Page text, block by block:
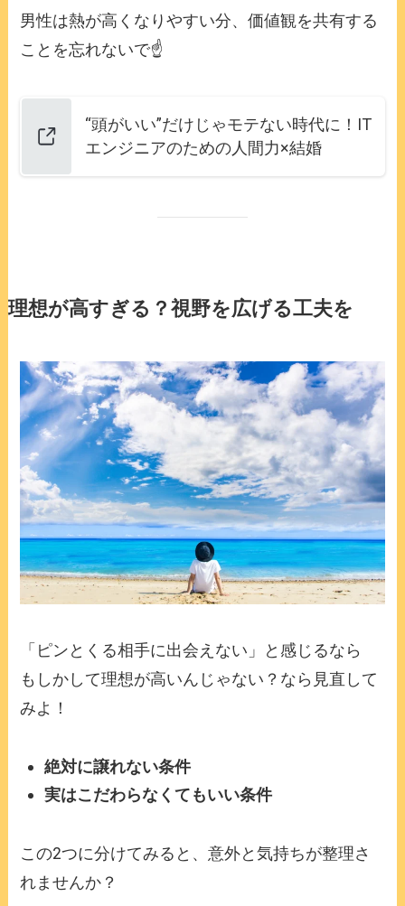
男性は熱が高くなりやすい分、価値観を共有する
ことを忘れないで☝️
“頭がいい”だけじゃモテない時代に！IT
エンジニアのための人間力×結婚
理想が高すぎる？視野を広げる工夫を
「ピンとくる相手に出会えない」と感じるなら
もしかして理想が高いんじゃない？なら見直して
みよ！
絶対に譲れない条件
実はこだわらなくてもいい条件
この2つに分けてみると、意外と気持ちが整理さ
れませんか？